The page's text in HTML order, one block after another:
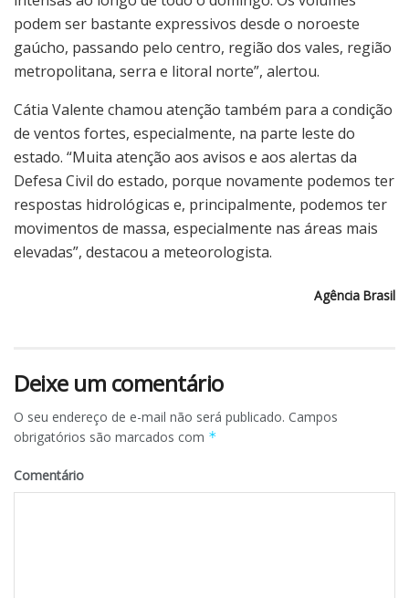
podem ser bastante expressivos desde o noroeste
gaúcho, passando pelo centro, região dos vales, região
metropolitana, serra e litoral norte”, alertou.
Cátia Valente chamou atenção também para a condição
de ventos fortes, especialmente, na parte leste do
estado. “Muita atenção aos avisos e aos alertas da
Defesa Civil do estado, porque novamente podemos ter
respostas hidrológicas e, principalmente, podemos ter
movimentos de massa, especialmente nas áreas mais
elevadas”, destacou a meteorologista.
Agência Brasil
Deixe um comentário
O seu endereço de e-mail não será publicado. Campos
obrigatórios são marcados com *
Comentário